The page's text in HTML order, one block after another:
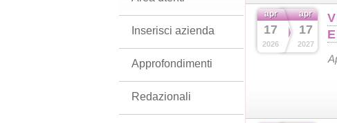
apr
17
2026
apr
17
2027
Inserisci azienda
Approfondimenti
Redazionali